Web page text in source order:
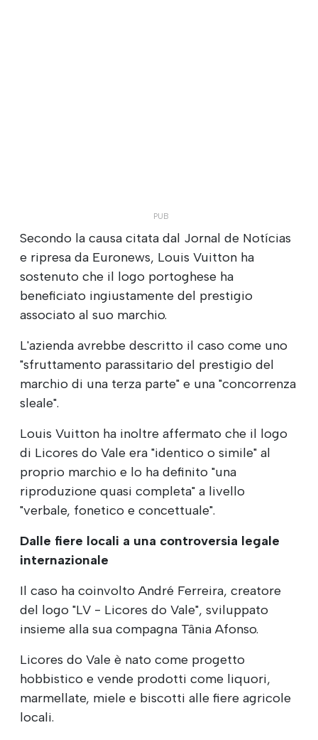
Secondo la causa citata dal Jornal de Notícias
e ripresa da Euronews, Louis Vuitton ha
sostenuto che il logo portoghese ha
beneficiato ingiustamente del prestigio
associato al suo marchio.
L'azienda avrebbe descritto il caso come uno
"sfruttamento parassitario del prestigio del
marchio di una terza parte" e una "concorrenza
sleale".
Louis Vuitton ha inoltre affermato che il logo
di Licores do Vale era "identico o simile" al
proprio marchio e lo ha definito "una
riproduzione quasi completa" a livello
"verbale, fonetico e concettuale".
Dalle fiere locali a una controversia legale
internazionale
Il caso ha coinvolto André Ferreira, creatore
del logo "LV - Licores do Vale", sviluppato
insieme alla sua compagna Tânia Afonso.
Licores do Vale è nato come progetto
hobbistico e vende prodotti come liquori,
marmellate, miele e biscotti alle fiere agricole
locali.